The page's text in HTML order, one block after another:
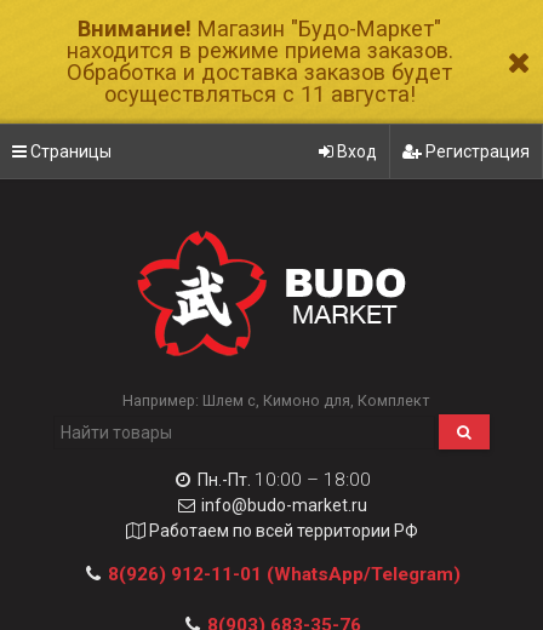
Внимание! Магазин "Будо-Маркет"
находится в режиме приема заказов.
Обработка и доставка заказов будет
осуществляться с 11 августа!
Страницы Вход Регистрация
Например: Шлем с Кимоно для Комплект
Пн.-Пт. 10:00 – 18:00
info@budo-market.ru
Работаем по всей территории РФ
8(926) 912-11-01 (WhatsApp/Telegram)
8(903) 683-35-76